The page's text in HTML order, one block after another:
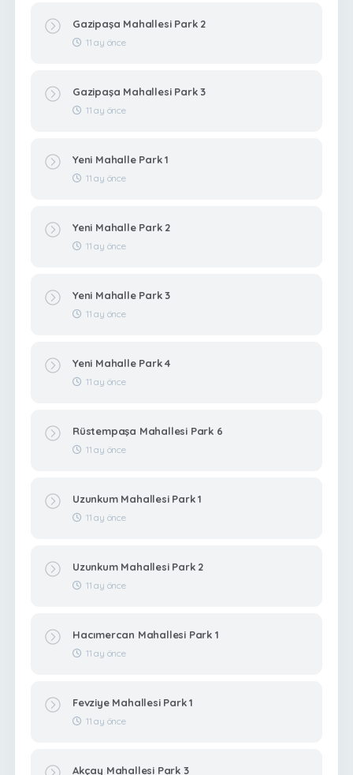
Gazipaşa Mahallesi Park 2
11 ay önce
Gazipaşa Mahallesi Park 3
11 ay önce
Yeni Mahalle Park 1
11 ay önce
Yeni Mahalle Park 2
11 ay önce
Yeni Mahalle Park 3
11 ay önce
Yeni Mahalle Park 4
11 ay önce
Rüstempaşa Mahallesi Park 6
11 ay önce
Uzunkum Mahallesi Park 1
11 ay önce
Uzunkum Mahallesi Park 2
11 ay önce
Hacımercan Mahallesi Park 1
11 ay önce
Fevziye Mahallesi Park 1
11 ay önce
Akçay Mahallesi Park 3